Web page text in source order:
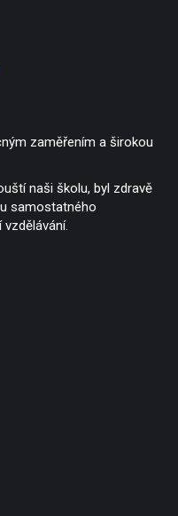
zaměřením a širokou
naši školu, byl zdravě
samostatného